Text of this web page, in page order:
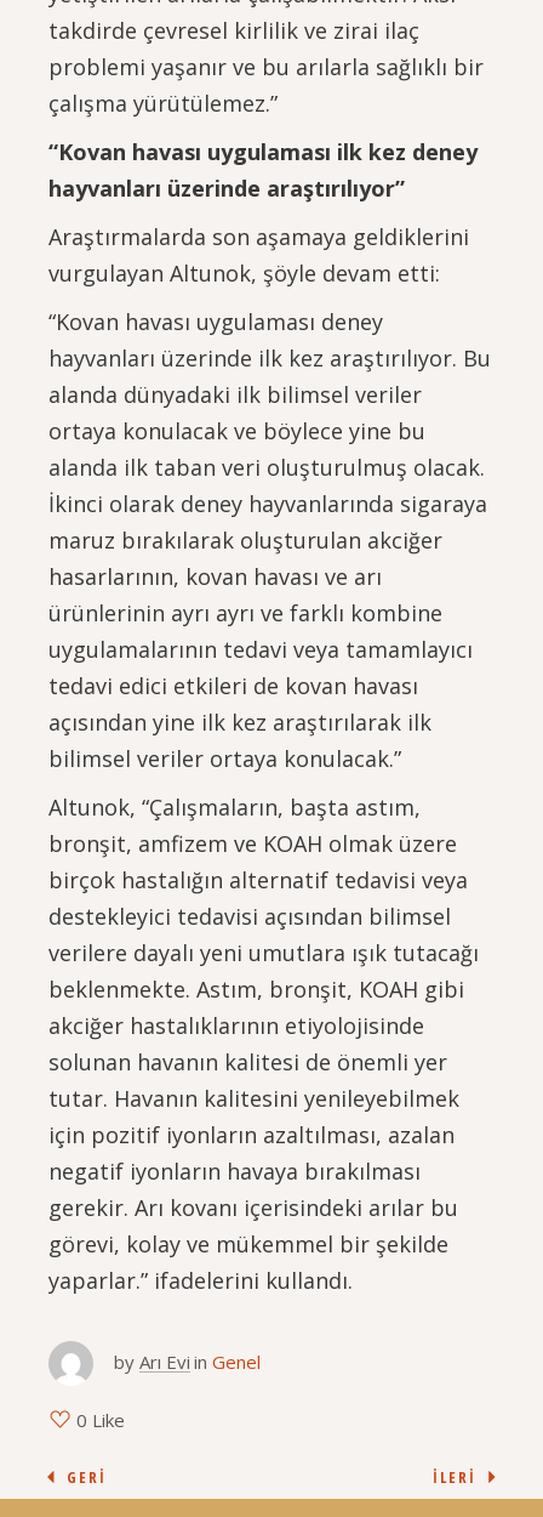
takdirde çevresel kirlilik ve zirai ilaç
problemi yaşanır ve bu arılarla sağlıklı bir
çalışma yürütülemez.”
“Kovan havası uygulaması ilk kez deney
hayvanları üzerinde araştırılıyor”
Araştırmalarda son aşamaya geldiklerini
vurgulayan Altunok, şöyle devam etti:
“Kovan havası uygulaması deney
hayvanları üzerinde ilk kez araştırılıyor. Bu
alanda dünyadaki ilk bilimsel veriler
ortaya konulacak ve böylece yine bu
alanda ilk taban veri oluşturulmuş olacak.
İkinci olarak deney hayvanlarında sigaraya
maruz bırakılarak oluşturulan akciğer
hasarlarının, kovan havası ve arı
ürünlerinin ayrı ayrı ve farklı kombine
uygulamalarının tedavi veya tamamlayıcı
tedavi edici etkileri de kovan havası
açısından yine ilk kez araştırılarak ilk
bilimsel veriler ortaya konulacak.”
Altunok, “Çalışmaların, başta astım,
bronşit, amfizem ve KOAH olmak üzere
birçok hastalığın alternatif tedavisi veya
destekleyici tedavisi açısından bilimsel
verilere dayalı yeni umutlara ışık tutacağı
beklenmekte. Astım, bronşit, KOAH gibi
akciğer hastalıklarının etiyolojisinde
solunan havanın kalitesi de önemli yer
tutar. Havanın kalitesini yenileyebilmek
için pozitif iyonların azaltılması, azalan
negatif iyonların havaya bırakılması
gerekir. Arı kovanı içerisindeki arılar bu
görevi, kolay ve mükemmel bir şekilde
yaparlar.” ifadelerini kullandı.
by Arı Evi inGenel
0 Like
GERI İLERI